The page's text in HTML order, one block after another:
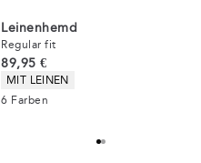
Leinenhemd
Regular fit
Preis
89,95 €
Produkteigenschaften
MIT LEINEN
6 Farben